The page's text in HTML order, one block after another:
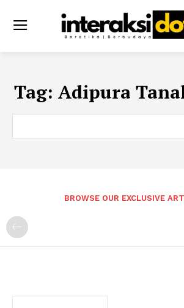
Tag: Adipura
BROWSE OUR EXCLUSIVE